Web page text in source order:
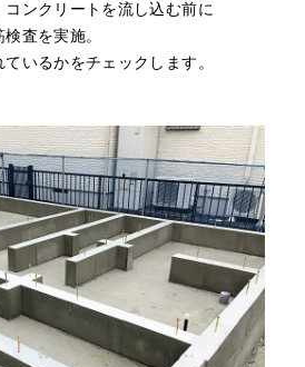
ンクリートを流し込む前に
査を実施。
いるかをチェックします。